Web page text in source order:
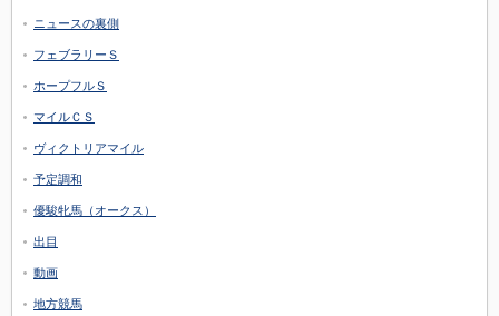
ニュースの裏側
フェブラリーＳ
ホープフルＳ
マイルＣＳ
ヴィクトリアマイル
予定調和
優駿牝馬（オークス）
出目
動画
地方競馬